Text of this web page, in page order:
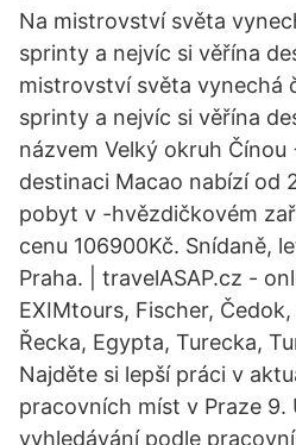
Na mistrovství světa
sprinty a nejvíc si věřína
mistrovství světa vynechá
sprinty a nejvíc si věřína
názvem Velký okruh
destinaci Macao nabízí od
pobyt v -hvězdičkovém
cenu 106900Kč. Snídaně,
Praha. | travelASAP.cz -
EXIMtours, Fischer,
Řecka, Egypta, Turecka,
Najděte si lepší práci v
pracovních míst v Praze 9.
vyhledávání podle